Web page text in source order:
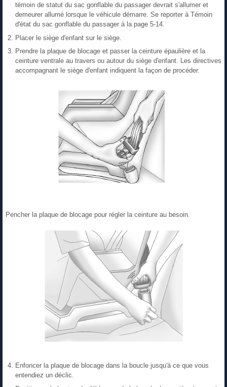
témoin de statut du sac gonflable du passager devrait s'allumer et
demeurer allumé lorsque le véhicule démarre. Se reporter à Témoin
d'état du sac gonflable du passager à la page 5‑14.
Placer le siège d'enfant sur le siège.
Prendre la plaque de blocage et passer la ceinture épaulière et la
ceinture ventrale au travers ou autour du siège d'enfant. Les directives
accompagnant le siège d'enfant indiquent la façon de procéder.
Pencher la plaque de blocage pour régler la ceinture au besoin.
Enfoncer la plaque de blocage dans la boucle jusqu'à ce que vous
entendiez un déclic.